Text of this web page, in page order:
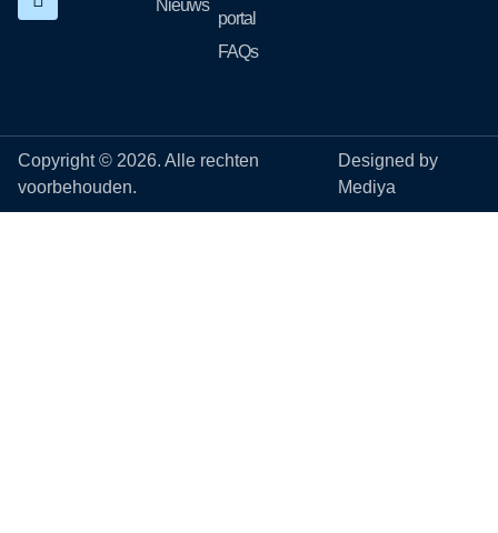
Nieuws
portal
FAQs
Copyright © 2026. Alle rechten
voorbehouden.
Designed by
Mediya